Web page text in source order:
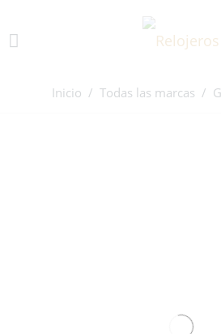
Inicio / Todas las marcas /